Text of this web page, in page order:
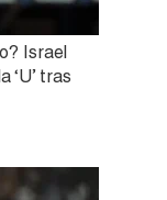
Israel
‘U’ tras